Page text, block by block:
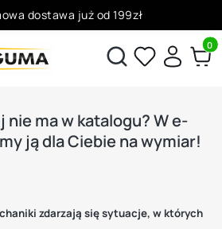
dostawa już od 199zł
-50% na wybrane produktyOtwórz wyszukiwarkę
nie ma w katalogu? W e-
ją dla Ciebie na wymiar!
zdarzają się sytuacje, w których